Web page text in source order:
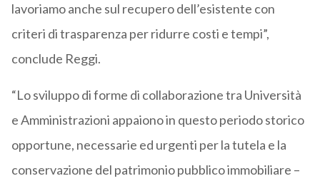
lavoriamo anche sul recupero dell’esistente con
criteri di trasparenza per ridurre costi e tempi”,
conclude Reggi.
“Lo sviluppo di forme di collaborazione tra Università
e Amministrazioni appaiono in questo periodo storico
opportune, necessarie ed urgenti per la tutela e la
conservazione del patrimonio pubblico immobiliare –